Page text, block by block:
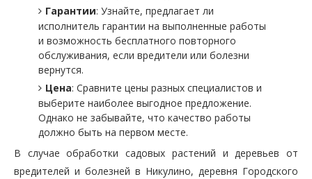
Гарантии: Узнайте, предлагает ли
исполнитель гарантии на выполненные работы
и возможность бесплатного повторного
обслуживания, если вредители или болезни
вернутся.
Цена: Сравните цены разных специалистов и
выберите наиболее выгодное предложение.
Однако не забывайте, что качество работы
должно быть на первом месте.
В случае обработки садовых растений и деревьев от
вредителей и болезней в Никулино, деревня Городского